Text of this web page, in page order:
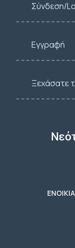
Σύνδεση/
Εγγραφή
Ξεχάσατε